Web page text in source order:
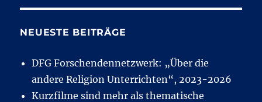
NEUESTE BEITRÄGE
DFG Forschendennetzwerk: „Über die
andere Religion Unterrichten“, 2023-2026
Kurzfilme sind mehr als thematische